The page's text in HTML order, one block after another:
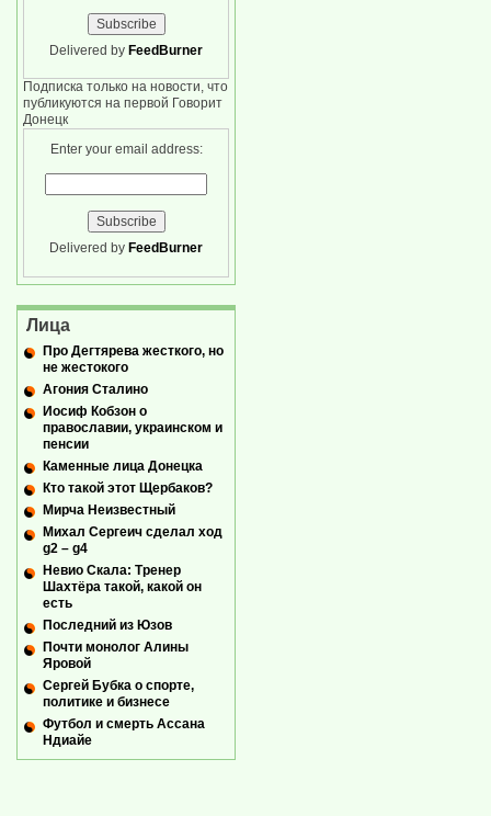
Delivered by FeedBurner
Подписка только на новости, что
публикуются на первой Говорит
Донецк
Enter your email address:
Delivered by FeedBurner
Лица
Про Дегтярева жесткого, но
не жестокого
Агония Сталино
Иосиф Кобзон о
православии, украинском и
пенсии
Каменные лица Донецка
Кто такой этот Щербаков?
Мирча Неизвестный
Михал Сергеич сделал ход
g2 – g4
Невио Скала: Тренер
Шахтёра такой, какой он
есть
Последний из Юзов
Почти монолог Алины
Яровой
Сергей Бубка о спорте,
политике и бизнесе
Футбол и смерть Ассана
Ндиайе